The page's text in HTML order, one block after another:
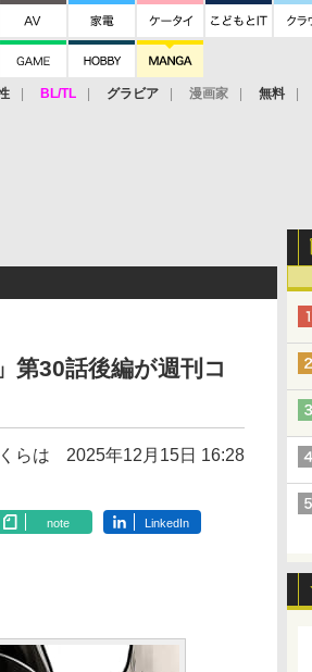
BL/TL グラビア 漫画家 無料
第30話後編が週刊コ
らは 2025年12月15日 16:28
note LinkedIn